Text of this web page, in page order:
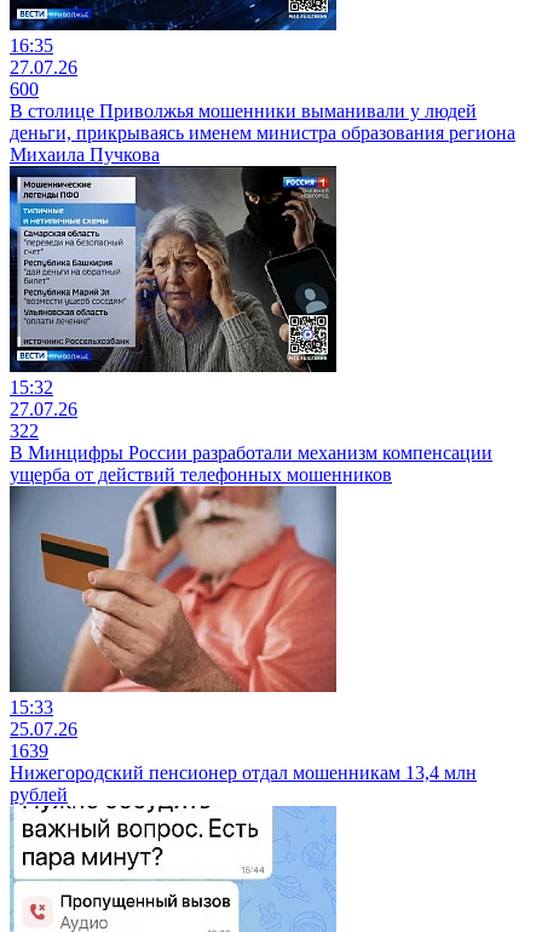
16:35
27.07.26
600
В столице Приволжья мошенники выманивали у людей
деньги, прикрываясь именем министра образования региона
Михаила Пучкова
15:32
27.07.26
322
В Минцифры России разработали механизм компенсации
ущерба от действий телефонных мошенников
15:33
25.07.26
1639
Нижегородский пенсионер отдал мошенникам 13,4 млн
рублей